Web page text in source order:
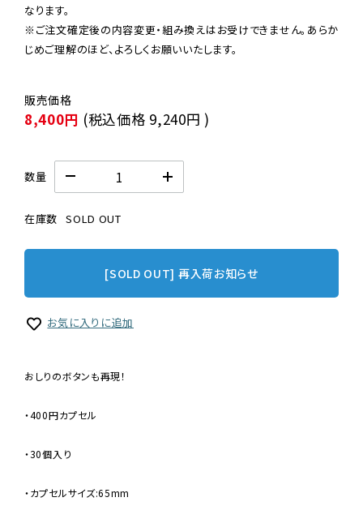
なります。
※ご注文確定後の内容変更・組み換えはお受けできません。あらか
じめご理解のほど、よろしくお願いいたします。
8,400円 (税込価格 9,240円 )
数量
在庫数 SOLD OUT
[SOLD OUT] 再入荷お知らせ
お気に入りに追加
おしりのボタンも再現！
・400円カプセル
・30個入り
・カプセルサイズ:65mm